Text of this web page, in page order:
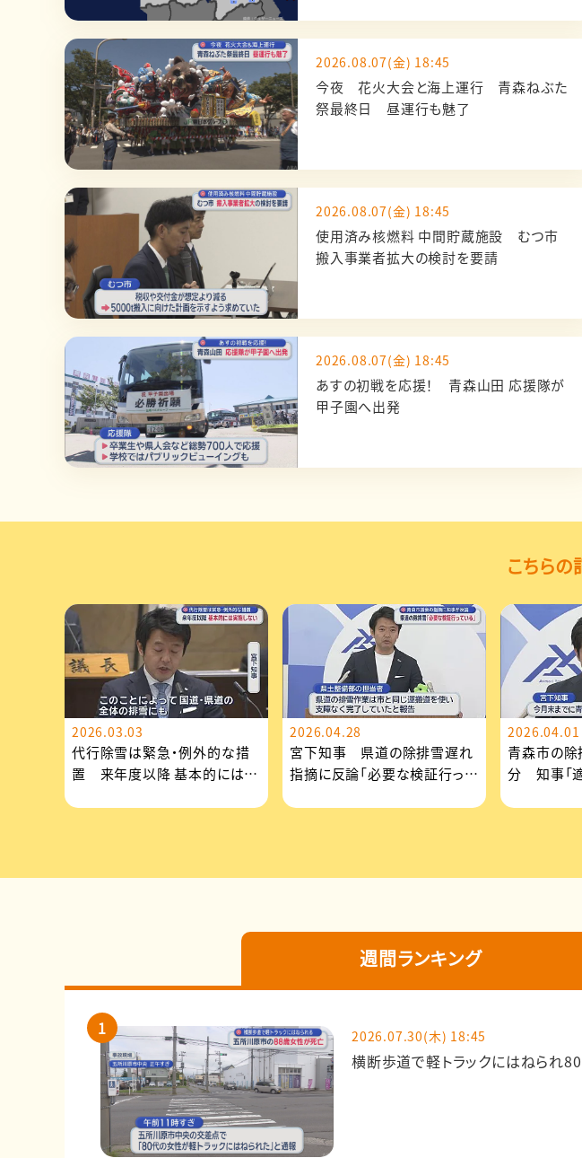
2026.08.07(金) 18:45
今夜 花火大会と海上運行 青森ねぶた
祭最終日 昼運行も魅了
2026.08.07(金) 18:45
使用済み核燃料 中間貯蔵施設 むつ市
搬入事業者拡大の検討を要請
2026.08.07(金) 18:45
あすの初戦を応援！ 青森山田 応援隊が
甲子園へ出発
こちら
2026.03.03
代行除雪は緊急・例外的な措
置 来年度以降 基本的には実
2026.04.28
宮下知事 県道の除排雪遅れ
指摘に反論「必要な検証行って
2026.04.01
青森市の
分 知事「
週間ランキング
2026.07.30(木) 18:45
横断歩道で軽トラックにはねられ